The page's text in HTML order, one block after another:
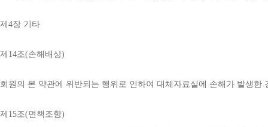
제 4장 기타
제 14조(손해배상)
회원의 본 약관에 위반되는 행위로 인하여 대체자료실에 손해가 발생한
제 15조(면책조항)